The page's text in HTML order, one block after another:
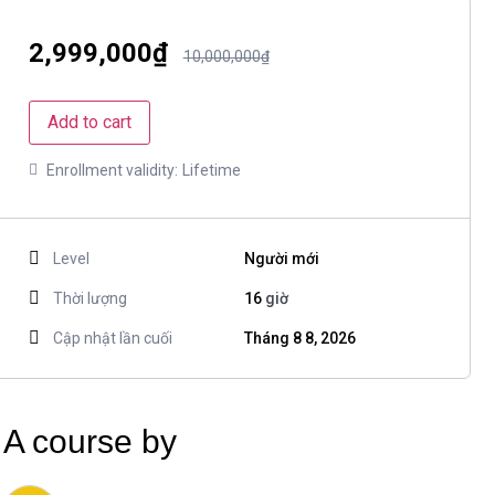
2,999,000₫ 10,000,000₫
Add to cart
Enrollment validity: Lifetime
Level Người mới
Thời lượng 16 giờ
Cập nhật lần cuối Tháng 8 8, 2026
A course by